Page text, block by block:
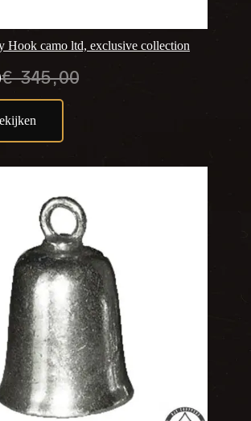
Hook camo ltd, exclusive collection
€345,00
Oorspronkelijke
prijs
was:
Huidige
prijs
is: